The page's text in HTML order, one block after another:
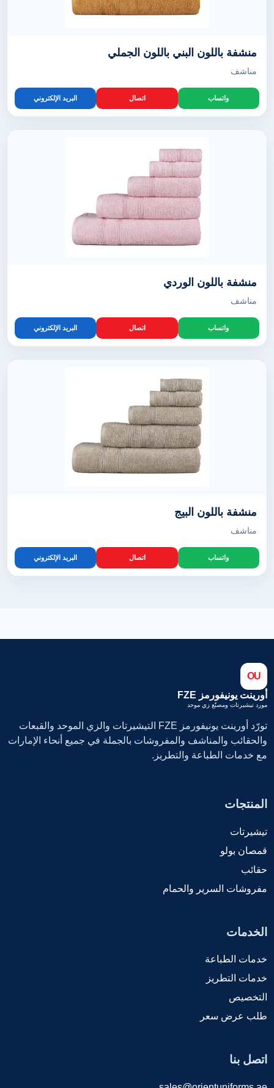
منشفة باللون البني باللون الجملي
مناشف
واتساب اتصال البريد الإلكتروني
منشفة باللون الوردي
مناشف
واتساب اتصال البريد الإلكتروني
منشفة باللون البيج
مناشف
واتساب اتصال البريد الإلكتروني
OU
أورينت يونيفورمز FZE
مورد تيشيرتات ومصنّع زي موحد
تورّد أورينت يونيفورمز FZE التيشيرتات والزي الموحد والقبعات
والحقائب والمناشف والمفروشات بالجملة في جميع أنحاء الإمارات
مع خدمات الطباعة والتطريز.
المنتجات
تيشيرتات
قمصان بولو
حقائب
مفروشات السرير والحمام
الخدمات
خدمات الطباعة
خدمات التطريز
التخصيص
طلب عرض سعر
اتصل بنا